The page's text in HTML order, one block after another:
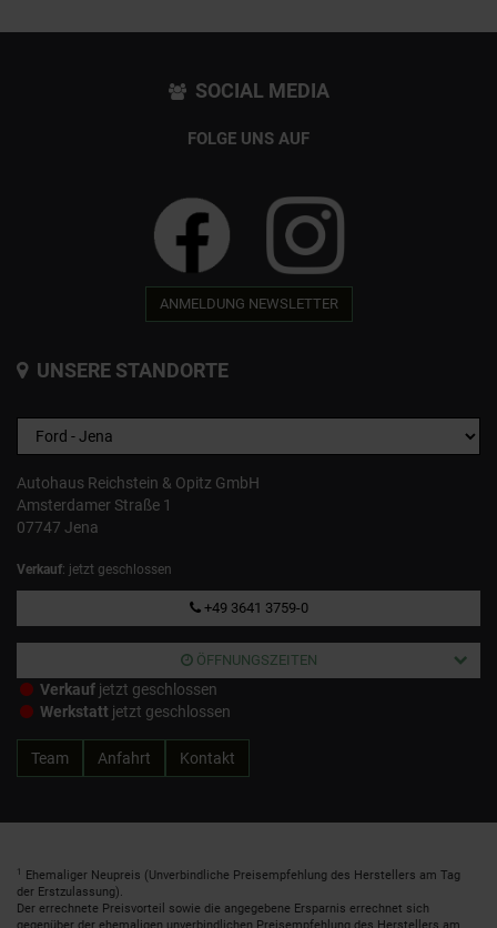
SOCIAL MEDIA
FOLGE UNS AUF
ANMELDUNG NEWSLETTER
UNSERE STANDORTE
Autohaus Reichstein & Opitz GmbH
Amsterdamer Straße 1
07747 Jena
Verkauf: jetzt geschlossen
+49 3641 3759-0
ÖFFNUNGSZEITEN
Verkauf jetzt geschlossen
Werkstatt jetzt geschlossen
Team Anfahrt Kontakt
1 Ehemaliger Neupreis (Unverbindliche Preisempfehlung des Herstellers am Tag
der Erstzulassung).
Der errechnete Preisvorteil sowie die angegebene Ersparnis errechnet sich